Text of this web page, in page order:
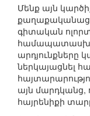
Մենք այն
գիտական
արդյունքները
ներկայացնել
այն
հայրենիքի